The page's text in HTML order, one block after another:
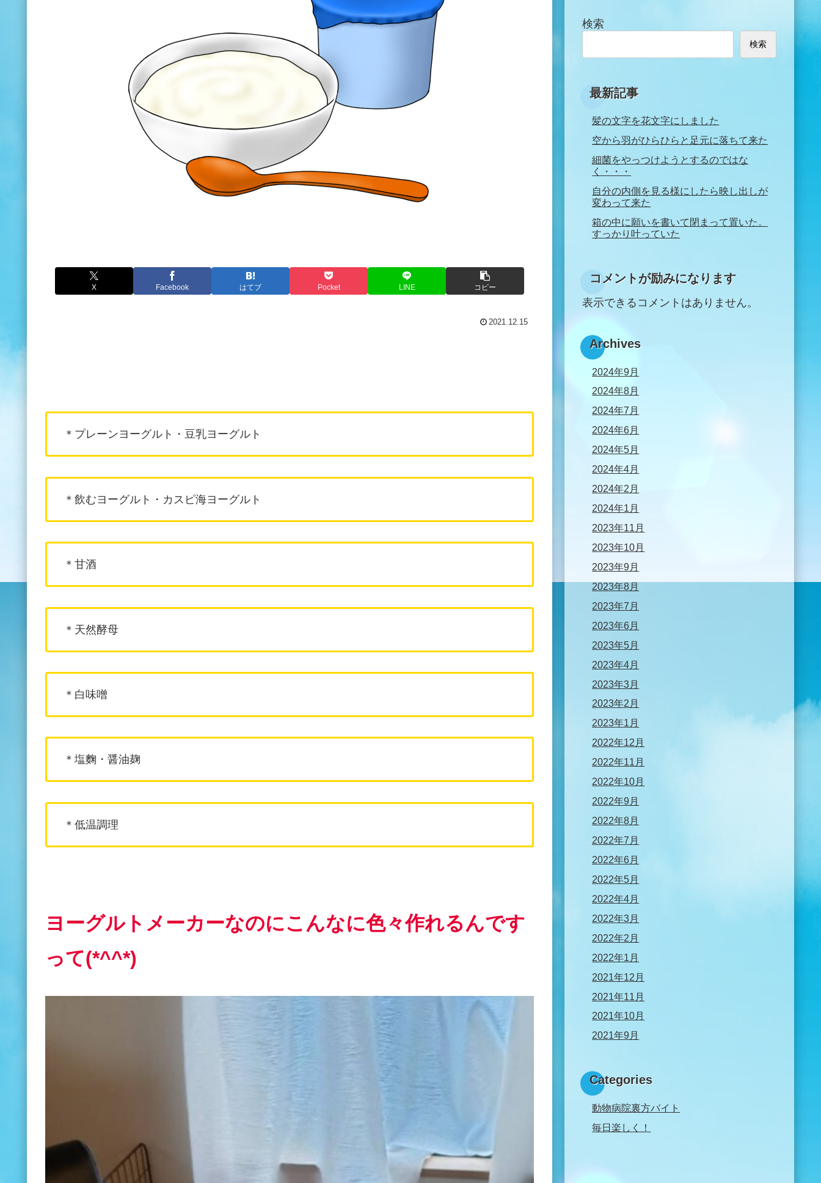
X Facebook はてブ Pocket LINE コピー
2021.12.15
＊プレーンヨーグルト・豆乳ヨーグルト
＊飲むヨーグルト・カスピ海ヨーグルト
＊甘酒
＊天然酵母
＊白味噌
＊塩麴・醤油麹
＊低温調理
ヨーグルトメーカーなのにこんなに色々作れるんです
って(*^^*)
検索
検索
最新記事
髪の文字を花文字にしました
空から羽がひらひらと足元に落ちて来た
細菌をやっつけようとするのではな
く・・・
自分の内側を見る様にしたら映し出しが
変わって来た
箱の中に願いを書いて閉まって置いた。
すっかり叶っていた
コメントが励みになります
表示できるコメントはありません。
Archives
2024年9月
2024年8月
2024年7月
2024年6月
2024年5月
2024年4月
2024年2月
2024年1月
2023年11月
2023年10月
2023年9月
2023年8月
2023年7月
2023年6月
2023年5月
2023年4月
2023年3月
2023年2月
2023年1月
2022年12月
2022年11月
2022年10月
2022年9月
2022年8月
2022年7月
2022年6月
2022年5月
2022年4月
2022年3月
2022年2月
2022年1月
2021年12月
2021年11月
2021年10月
2021年9月
Categories
動物病院裏方バイト
毎日楽しく！